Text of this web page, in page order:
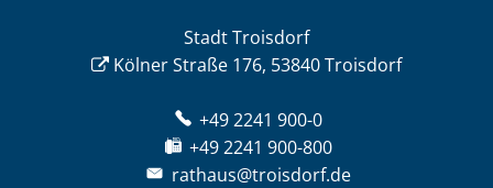
Stadt Troisdorf
Kölner Straße 176, 53840 Troisdorf
+49 2241 900-0
+49 2241 900-800
rathaus@troisdorf.de